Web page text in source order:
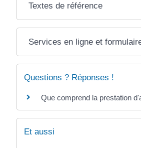
Textes de référence
Services en ligne et
Questions ? Réponses !
Que comprend la prestation
Et aussi